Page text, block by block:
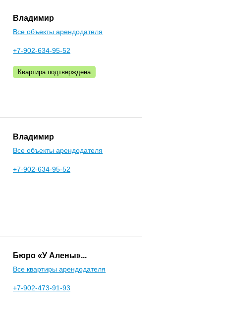
Владимир
Все объекты арендодателя
+7-902-634-95-52
Квартира подтверждена
Владимир
Все объекты арендодателя
+7-902-634-95-52
Бюро «У Алены»...
Все квартиры арендодателя
+7-902-473-91-93